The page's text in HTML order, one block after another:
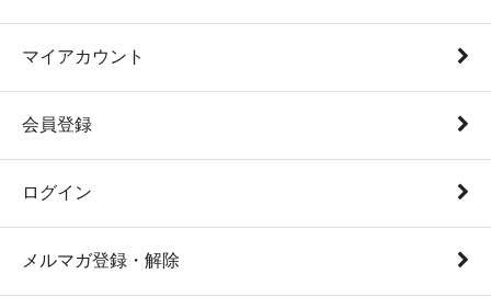
マイアカウント
会員登録
ログイン
メルマガ登録・解除